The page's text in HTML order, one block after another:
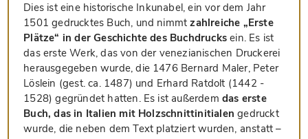
Dies ist eine historische Inkunabel, ein vor dem Jahr
1501 gedrucktes Buch, und nimmtzahlreiche „Erste
Plätze“ in der Geschichte des Buchdrucks ein. Es ist
das erste Werk, das von der venezianischen Druckerei
herausgegeben wurde, die 1476 Bernard Maler, Peter
Löslein (gest. ca. 1487) und Erhard Ratdolt (1442 -
1528) gegründet hatten. Es ist außerdem das erste
Buch, das in Italien mit Holzschnittinitialen gedruckt
wurde, die neben dem Text platziert wurden, anstatt –